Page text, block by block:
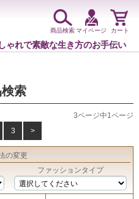
ゃれで素敵な生き方のお手伝い
商品検索マイページ カート
索
3ページ中1ページ
3 >
の変更
ファッションタイプ